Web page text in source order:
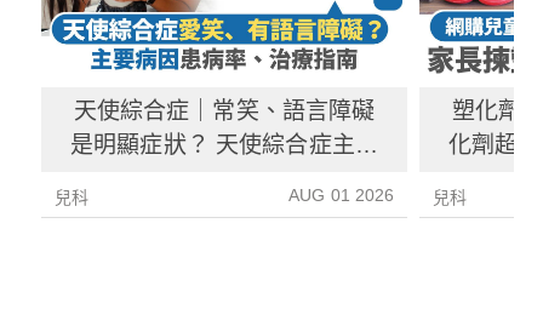
天使綜合症｜常笑、語言障礙
是明顯症狀？ 天使綜合症主要
兒科 AUG 01 2026
塑化劑
化劑超
兒科